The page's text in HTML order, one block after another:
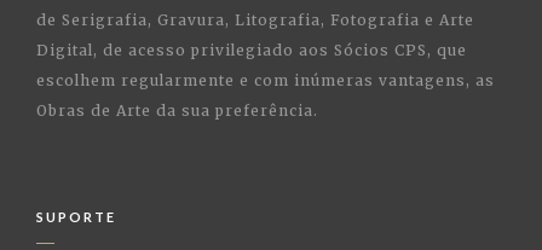
de Serigrafia, Gravura, Litografia, Fotografia e Arte
Digital, de acesso privilegiado aos Sócios CPS, que
escolhem regularmente e com inúmeras vantagens, as
Obras de Arte da sua preferência.
SUPORTE